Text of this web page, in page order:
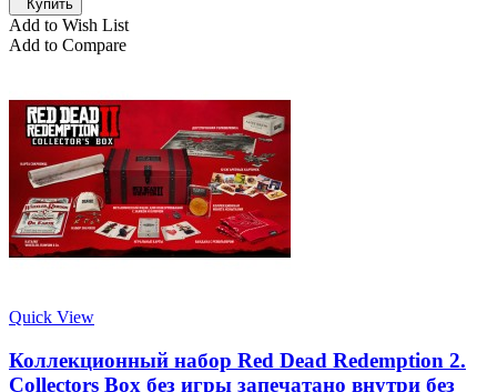
Купить
Add to Wish List
Add to Compare
Quick View
Коллекционный набор Red Dead Redemption 2.
Collectors Box без игры запечатано внутри без